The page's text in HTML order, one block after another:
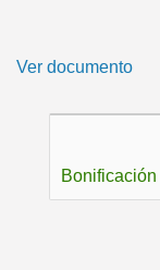
Ver documento